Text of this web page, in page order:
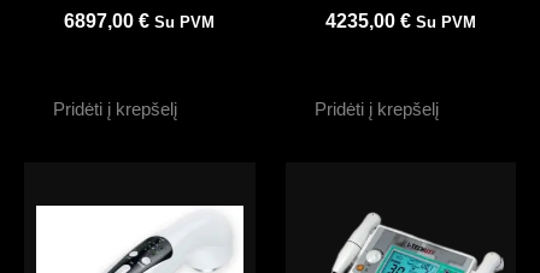
6897,00€ Su PVM
Pridėti į krepšelį
4235,00 € Su PVM
Pridėti į krepšelį